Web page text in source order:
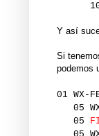
10
Y así
Si
podemos
01 WX-
05
05